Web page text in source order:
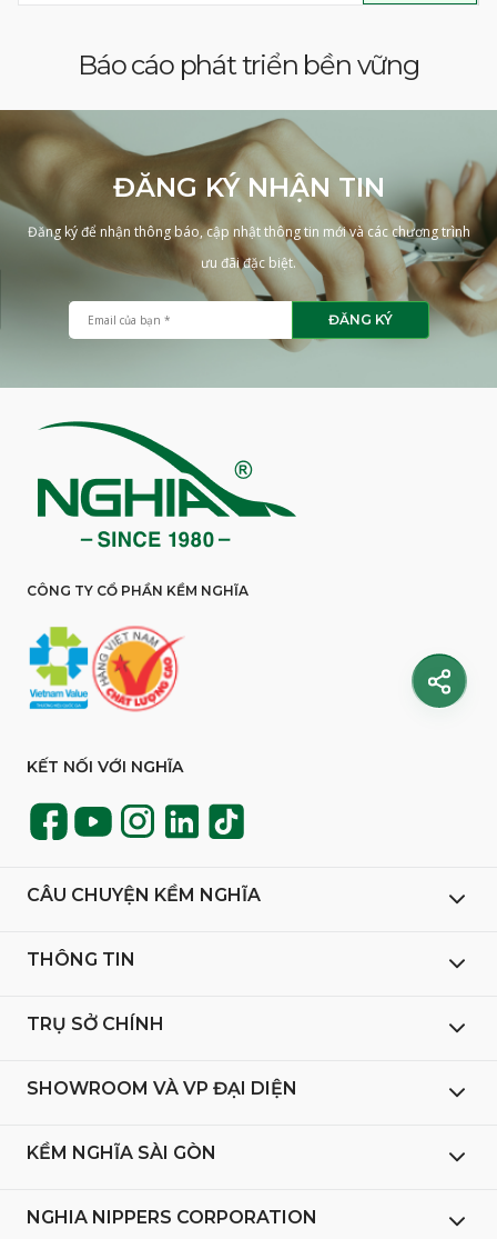
Báo cáo phát triển bền vững
ĐĂNG KÝ NHẬN TIN
Đăng ký để nhận thông báo, cập nhật thông tin mới và các chương trình
ưu đãi đặc biệt.
ĐĂNG KÝ
CÔNG TY CỔ PHẦN KỀM NGHĨA
KẾT NỐI VỚI NGHĨA
CÂU CHUYỆN KỀM NGHĨA
THÔNG TIN
TRỤ SỞ CHÍNH
SHOWROOM VÀ VP ĐẠI DIỆN
KỀM NGHĨA SÀI GÒN
NGHIA NIPPERS CORPORATION